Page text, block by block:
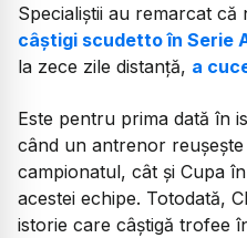
Specialiștii au remarcat că
câștigi scudetto în Serie
la zece zile distanță, a
Este pentru prima dată în
când un antrenor reușește
campionatul, cât și Cupa
acestei echipe. Totodată,
istorie care câștigă trofee